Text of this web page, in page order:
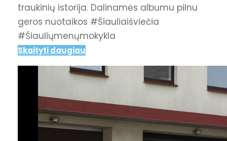
traukinių istorija. Dalinamės albumu pilnu
geros nuotaikos #Šiauliaišviečia
#Šiauliųmenųmokykla
Skaityti daugiau